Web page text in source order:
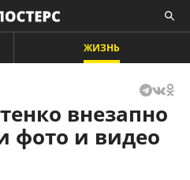
ЖИЗНЬ
внезапно
фото и видео